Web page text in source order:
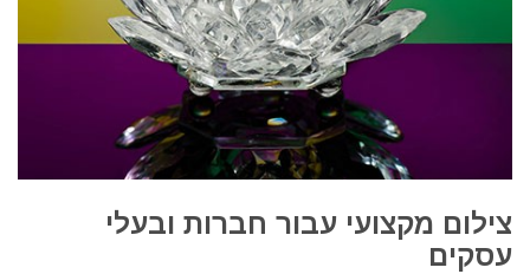
צילום מקצועי עבור חברות ובעלי
עסקים